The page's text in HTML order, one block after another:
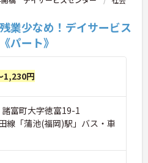
業少なめ！デイサービス
パート》
1,230円
富町大字徳富19-1
線「蒲池(福岡)駅」バス・車